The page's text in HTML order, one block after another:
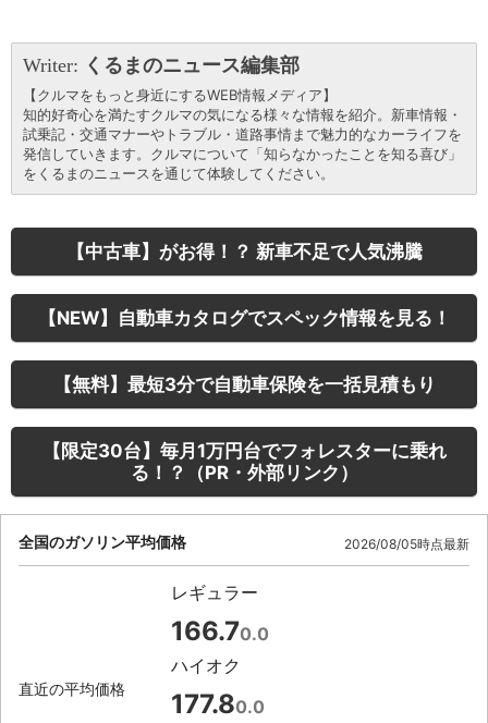
Writer: くるまのニュース編集部
【クルマをもっと身近にするWEB情報メディア】
知的好奇心を満たすクルマの気になる様々な情報を紹介。新車情報・
試乗記・交通マナーやトラブル・道路事情まで魅力的なカーライフを
発信していきます。クルマについて「知らなかったことを知る喜び」
をくるまのニュースを通じて体験してください。
【中古車】がお得！？ 新車不足で人気沸騰
【NEW】自動車カタログでスペック情報を見る！
【無料】最短3分で自動車保険を一括見積もり
【限定30台】毎月1万円台でフォレスターに乗れ
る！？（PR・外部リンク）
全国のガソリン平均価格 2026/08/05時点最新
直近の平均価格
レギュラー
166.70.0
ハイオク
177.80.0